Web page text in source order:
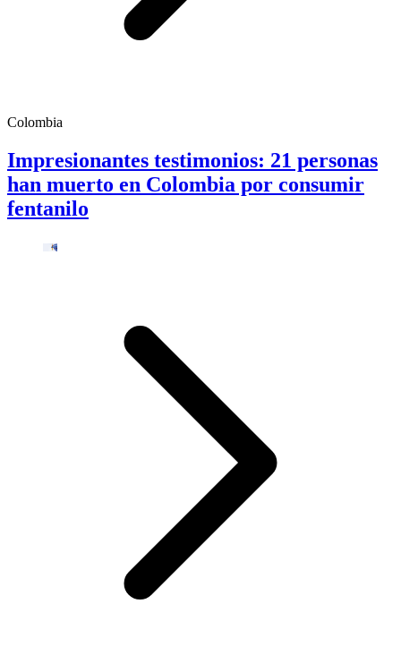
Colombia
Impresionantes testimonios: 21 personas
han muerto en Colombia por consumir
fentanilo